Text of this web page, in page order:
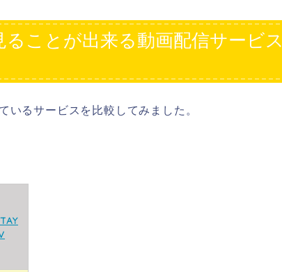
ことが出来る動画配信サービス
いるサービスを比較してみました。